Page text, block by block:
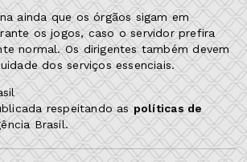
ainda que os órgãos sigam em
os jogos, caso o servidor prefira
normal. Os dirigentes também devem
dos serviços essenciais.
respeitando aspolíticas de
Brasil.